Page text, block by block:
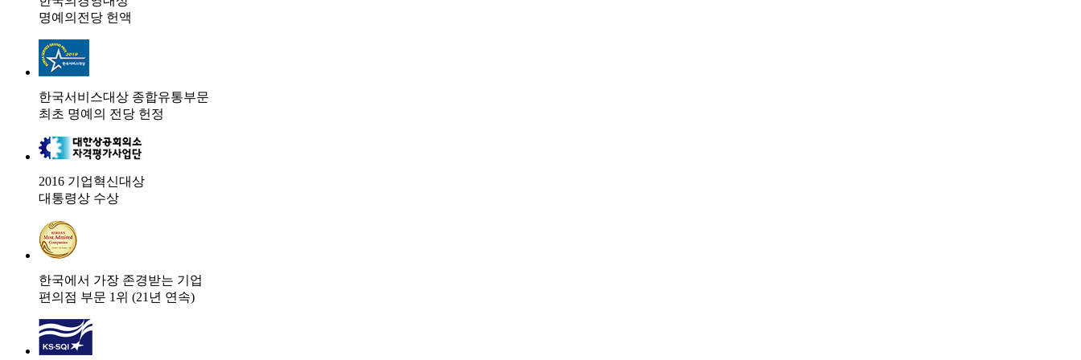
명예의전당 헌액
한국서비스대상 종합유통부문
최초 명예의 전당 헌정
2016 기업혁신대상
대통령상 수상
한국에서 가장 존경받는 기업
편의점 부문 1위 (21년 연속)